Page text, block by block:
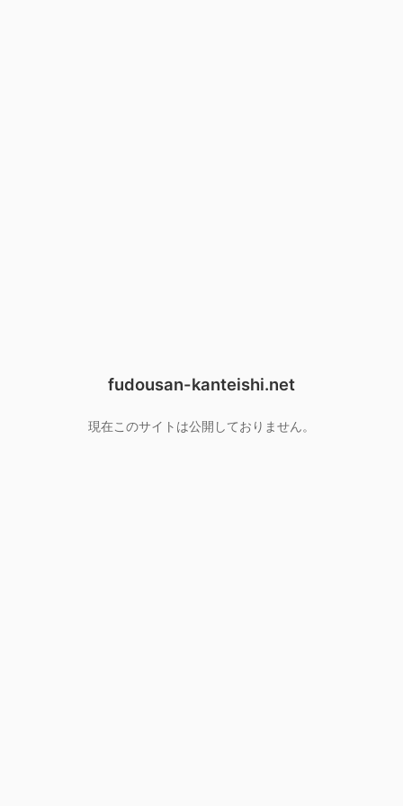
fudousan-kanteishi.net
現在このサイトは公開しておりません。